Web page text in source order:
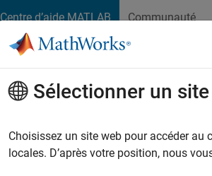
Centre d’aide MATLAB Communauté
Trier par
Sélectionner un
Choisissez un site web pour accéder
locales. D’après votre position, nous